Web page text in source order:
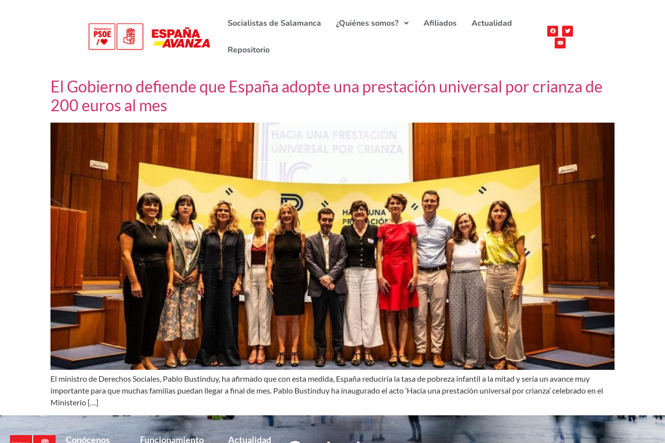
Socialistas de Salamanca ¿Quiénes somos? Afiliados Actualidad
Repositorio
El Gobierno defiende que España adopte una prestación universal por crianza de
200 euros al mes
El ministro de Derechos Sociales, Pablo Bustinduy, ha afirmado que con esta medida, España reduciría la tasa de pobreza infantil a la mitad y sería un avance muy
importante para que muchas familias puedan llegar a final de mes. Pablo Bustinduy ha inaugurado el acto ‘Hacia una prestación universal por crianza’ celebrado en el
Ministerio […]
Conócenos Funcionamiento Actualidad